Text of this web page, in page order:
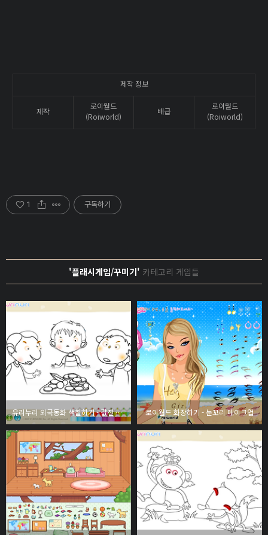
제작 정보
제작
로이월드
(Roiworld)
배급
로이월드
(Roiworld)
1 구독하기
'플래시게임/꾸미기' 카테고리 게임들
유리누리 외국동화 색칠하기 - 값진 유산 로이월드 화장하기 - 눈꼬리 메이크업